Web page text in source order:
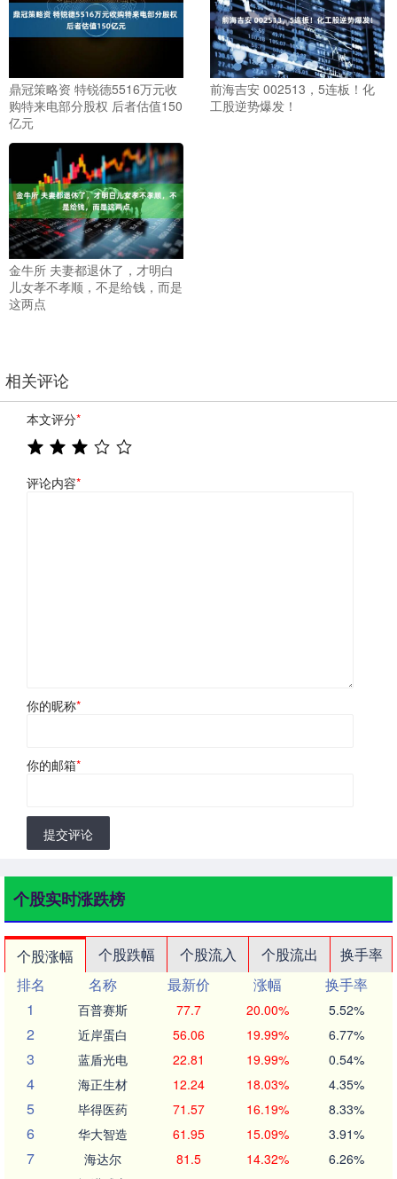
鼎冠策略资 特锐德5516万元收
购特来电部分股权 后者估值150
亿元
前海吉安 002513，5连板！化
工股逆势爆发！
金牛所 夫妻都退休了，才明白
儿女孝不孝顺，不是给钱，而是
这两点
相关评论
本文评分*
评论内容*
你的昵称*
你的邮箱*
提交评论
个股实时涨跌榜
个股涨幅 个股跌幅 个股流入 个股流出
换手率
排名
名称 最新价 涨幅
换手率
1
百普赛斯 77.7 20.00% 5.52%
2 近岸蛋白 56.06 19.99% 6.77%
3 蓝盾光电 22.81 19.99% 0.54%
4 海正生材 12.24 18.03% 4.35%
5 毕得医药 71.57 16.19% 8.33%
6 华大智造 61.95 15.09% 3.91%
7 海达尔 81.5 14.32% 6.26%